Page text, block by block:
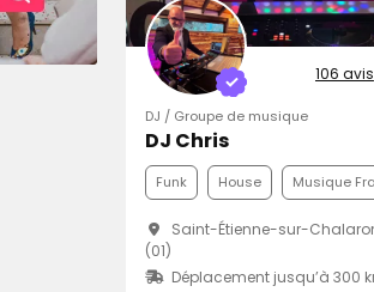
106 avis
DJ / Groupe de musique
DJ Chris
Funk House Musique
Saint-Étienne-sur-
(01)
Déplacement jusqu’à 300